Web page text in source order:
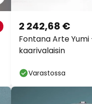
Fontana Arte
kaarivalaisin
2 242,68 €
Varastossa